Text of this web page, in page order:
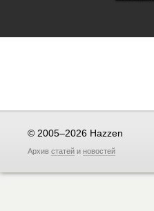
© 2005–2026 Hazzen
Архив статей и новостей